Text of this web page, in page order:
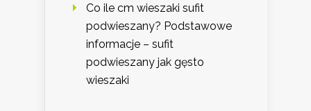
Co ile cm wieszaki sufit
podwieszany? Podstawowe
informacje – sufit
podwieszany jak gęsto
wieszaki